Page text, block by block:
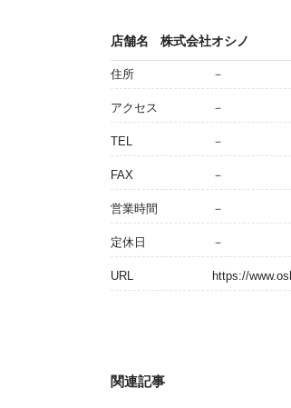
店舗名 株式会社オシノ
住所 －
アクセス －
TEL －
FAX －
営業時間 －
定休日 －
URL https://
関連記事